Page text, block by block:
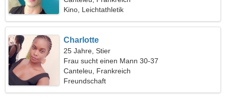
Kino, Leichtathletik
Charlotte
25 Jahre, Stier
Frau sucht einen Mann 30-37
Canteleu, Frankreich
Freundschaft